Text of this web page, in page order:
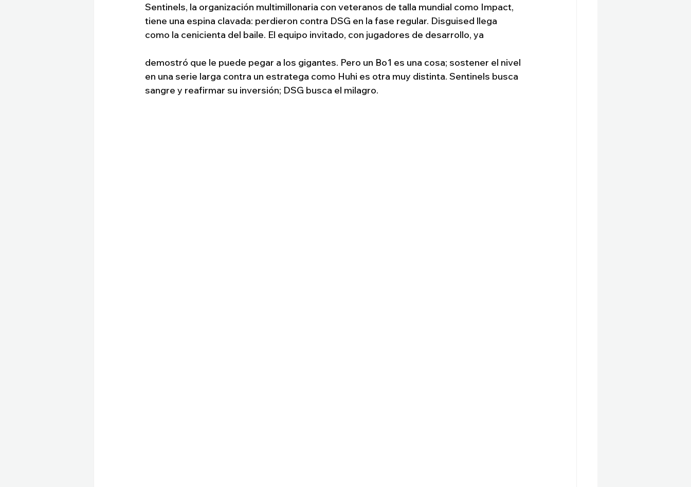
Sentinels, la organización multimillonaria con veteranos de talla mundial como Impact,
tiene una espina clavada: perdieron contra DSG en la fase regular. Disguised llega
como la cenicienta del baile. El equipo invitado, con jugadores de desarrollo, ya
demostró que le puede pegar a los gigantes. Pero un Bo1 es una cosa; sostener el nivel
en una serie larga contra un estratega como Huhi es otra muy distinta. Sentinels busca
sangre y reafirmar su inversión; DSG busca el milagro.